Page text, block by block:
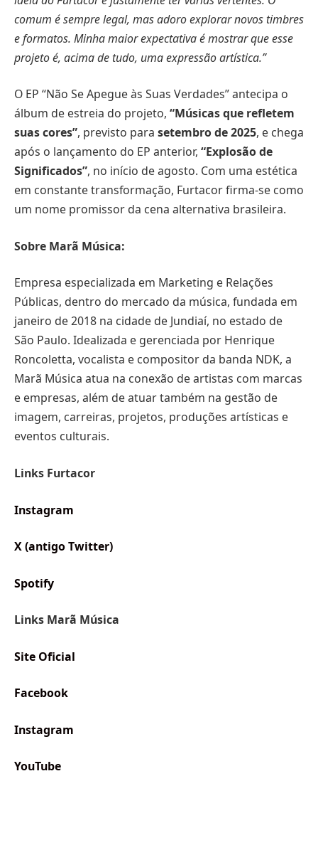
comum é sempre legal, mas adoro explorar novos timbres
e formatos. Minha maior expectativa é mostrar que esse
projeto é, acima de tudo, uma expressão artística.”
O EP “Não Se Apegue às Suas Verdades” antecipa o
álbum de estreia do projeto, “Músicas que refletem
suas cores”, previsto para setembro de 2025, e chega
após o lançamento do EP anterior, “Explosão de
Significados”, no início de agosto. Com uma estética
em constante transformação, Furtacor firma-se como
um nome promissor da cena alternativa brasileira.
Sobre Marã Música:
Empresa especializada em Marketing e Relações
Públicas, dentro do mercado da música, fundada em
janeiro de 2018 na cidade de Jundiaí, no estado de
São Paulo. Idealizada e gerenciada por Henrique
Roncoletta, vocalista e compositor da banda NDK, a
Marã Música atua na conexão de artistas com marcas
e empresas, além de atuar também na gestão de
imagem, carreiras, projetos, produções artísticas e
eventos culturais.
Links Furtacor
Instagram
X (antigo Twitter)
Spotify
Links Marã Música
Site Oficial
Facebook
Instagram
YouTube